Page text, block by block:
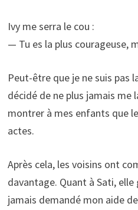
Ivy me serra le cou :
— Tu es la plus courageuse,
Peut-être que je ne suis pas
décidé de ne plus jamais me
montrer à mes enfants que
actes.
Après cela, les voisins ont
davantage. Quant à Sati, elle
jamais demandé mon aide